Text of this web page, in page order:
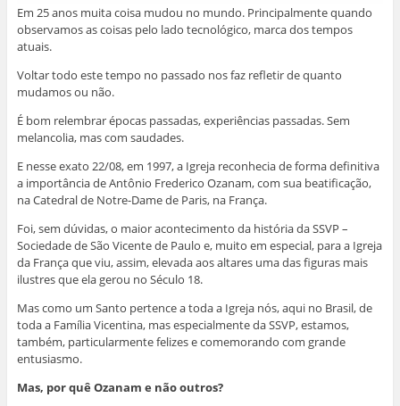
n
o
v
n
e
l
)
o
v
a
e
o
v
a
e
o
v
a
e
v
a
j
e
l
Em 25 anos muita coisa mudou no mundo. Principalmente quando
observamos as coisas pelo lado tecnológico, marca dos tempos
atuais.
Voltar todo este tempo no passado nos faz refletir de quanto
mudamos ou não.
É bom relembrar épocas passadas, experiências passadas. Sem
melancolia, mas com saudades.
E nesse exato 22/08, em 1997, a Igreja reconhecia de forma definitiva
a importância de Antônio Frederico Ozanam, com sua beatificação,
na Catedral de Notre-Dame de Paris, na França.
Foi, sem dúvidas, o maior acontecimento da história da SSVP –
Sociedade de São Vicente de Paulo e, muito em especial, para a Igreja
da França que viu, assim, elevada aos altares uma das figuras mais
ilustres que ela gerou no Século 18.
Mas como um Santo pertence a toda a Igreja nós, aqui no Brasil, de
toda a Família Vicentina, mas especialmente da SSVP, estamos,
também, particularmente felizes e comemorando com grande
entusiasmo.
Mas, por quê Ozanam e não outros?